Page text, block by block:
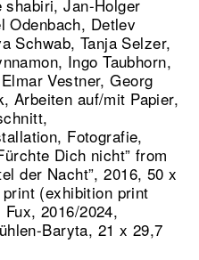
shabiri, Jan-Holger
Odenbach, Detlev
Schwab, Tanja Selzer,
Ingo Taubhorn,
Vestner, Georg
Arbeiten auf/mit Papier,
Fotografie,
Dich nicht” from
der Nacht”, 2016, 50 x
(exhibition print
2016/2024,
Baryta, 21 x 29,7